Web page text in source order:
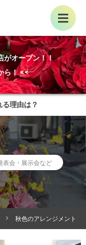
がオープン！！
ら！ <<
理由は？
表会・展示会など
秋色のアレンジメント